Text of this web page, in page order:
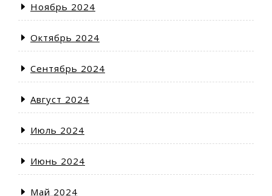
Ноябрь 2024
Октябрь 2024
Сентябрь 2024
Август 2024
Июль 2024
Июнь 2024
Май 2024